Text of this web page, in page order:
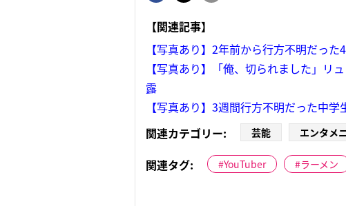
【関連記事】
【写真あり】2年前から行方不明だっ
【写真あり】「俺、切られました」
露
【写真あり】3週間行方不明だった中
関連カテゴリー:
芸能 エンタメ
関連タグ: YouTuber ラーメン